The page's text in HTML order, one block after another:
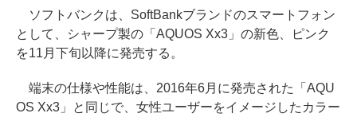
ソフトバンクは、SoftBankブランドのスマートフォン
として、シャープ製の「AQUOS Xx3」の新色、ピンク
を11月下旬以降に発売する。
端末の仕様や性能は、2016年6月に発売された「AQU
OS Xx3」と同じで、女性ユーザーをイメージしたカラー